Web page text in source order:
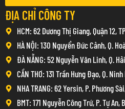
ĐỊA CHỈ CÔNG TY
HCM: 62 Dương Thị Giang, Quận 12,
HÀ NỘI: 130 Nguyển Đức Cảnh, Q.
ĐÀ NẴNG: 52 Nguyễn Văn Linh, Q.
CẦN THƠ: 131 Trần Hưng Đạo, Q.
NHA TRANG: 62 Yersin, P. Phương
BMT: 171 Nguyễn Công Trứ, P. Tự An,